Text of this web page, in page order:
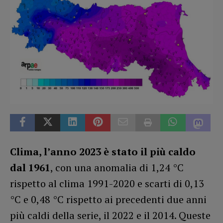
Clima, l’anno 2023 è stato il più caldo
dal 1961, con una anomalia di 1,24 °C
rispetto al clima 1991-2020 e scarti di 0,13
°C e 0,48 °C rispetto ai precedenti due anni
più caldi della serie, il 2022 e il 2014. Queste